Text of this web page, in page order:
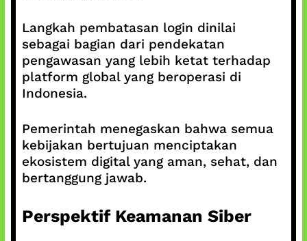
Langkah pembatasan login dinilai
sebagai bagian dari pendekatan
pengawasan yang lebih ketat terhadap
platform global yang beroperasi di
Indonesia.
Pemerintah menegaskan bahwa semua
kebijakan bertujuan menciptakan
ekosistem digital yang aman, sehat, dan
bertanggung jawab.
Perspektif Keamanan Siber